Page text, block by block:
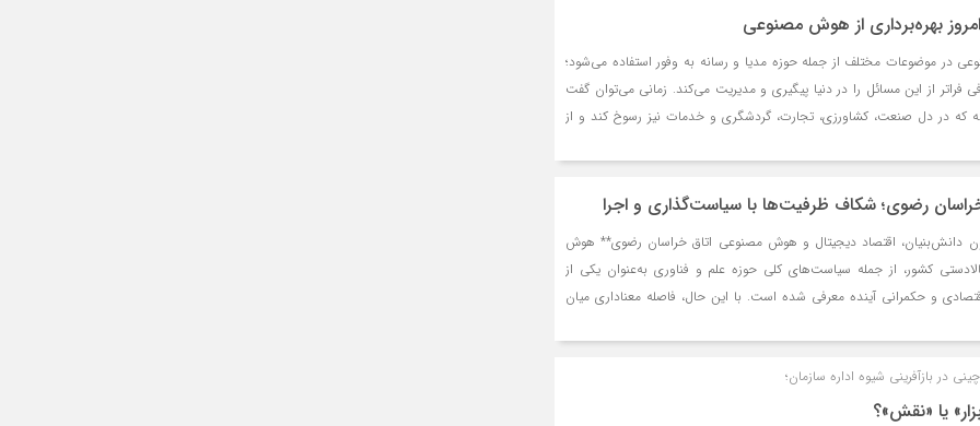
تعیین‌کننده تنظیم‌گری تاکید دارد. از طرف دیگر، اکنون جدال اصلی نه بر سر
بر سرعت، دامنه و نحوه مهار آن است. مجله ویک هم در گزارشی جمع‌بندی از
وضعیت مطرح کرده است که آینده شغلی و سیاسی جوامع به سرعت پیشرفت
آن بستگی دارد.
بهره‌برداری از هوش مصنوعی
موضوعات مختلف از جمله حوزه مدیا و رسانه به وفور استفاده می‌شود؛
فراتر از این مسائل را در دنیا پیگیری و مدیریت می‌کند. زمانی می‌توان گفت
که در دل صنعت، کشاورزی، تجارت، گردشگری و خدمات نیز رسوخ کند و از
رضوی؛ شکاف ظرفیت‌ها با سیاست‌گذاری و اجرا
دانش‌بنیان، اقتصاد دیجیتال و هوش مصنوعی اتاق خراسان رضوی** هوش
کشور، از جمله سیاست‌های کلی حوزه علم و فناوری به‌عنوان یکی از
و حکمرانی آینده معرفی شده است. با این حال، فاصله معناداری میان
در بازآفرینی شیوه اداره سازمان؛
یا «نقش»؟